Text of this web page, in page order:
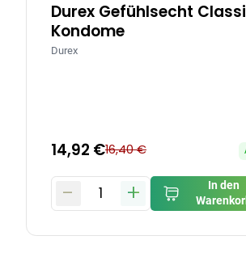
Durex Gefühlsecht
Kondome
Durex
14,92 €16,40 €
- 1 +
In den